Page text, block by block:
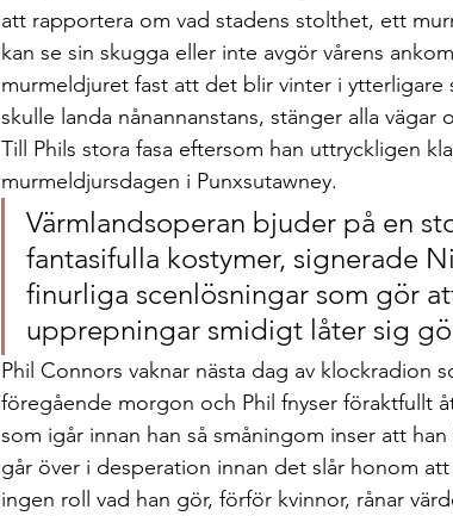
att rapportera om vad stadens stolthet, ett
kan se sin skugga eller inte avgör vårens
murmeldjuret fast att det blir vinter i
skulle landa nånannanstans, stänger alla
Till Phils stora fasa eftersom han uttryckligen
murmeldjursdagen i Punxsutawney.
Värmlandsoperan bjuder på en
fantasifulla kostymer, signerade
finurliga scenlösningar som gör
upprepningar smidigt låter sig
Phil Connors vaknar nästa dag av klockradion
föregående morgon och Phil fnyser föraktfullt
som igår innan han så småningom inser att
går över i desperation innan det slår honom
ingen roll vad han gör, förför kvinnor, rånar